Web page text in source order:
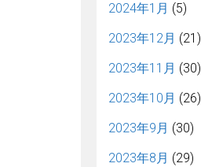
2024年1月 (5)
2023年12月 (21)
2023年11月 (30)
2023年10月 (26)
2023年9月 (30)
2023年8月 (29)